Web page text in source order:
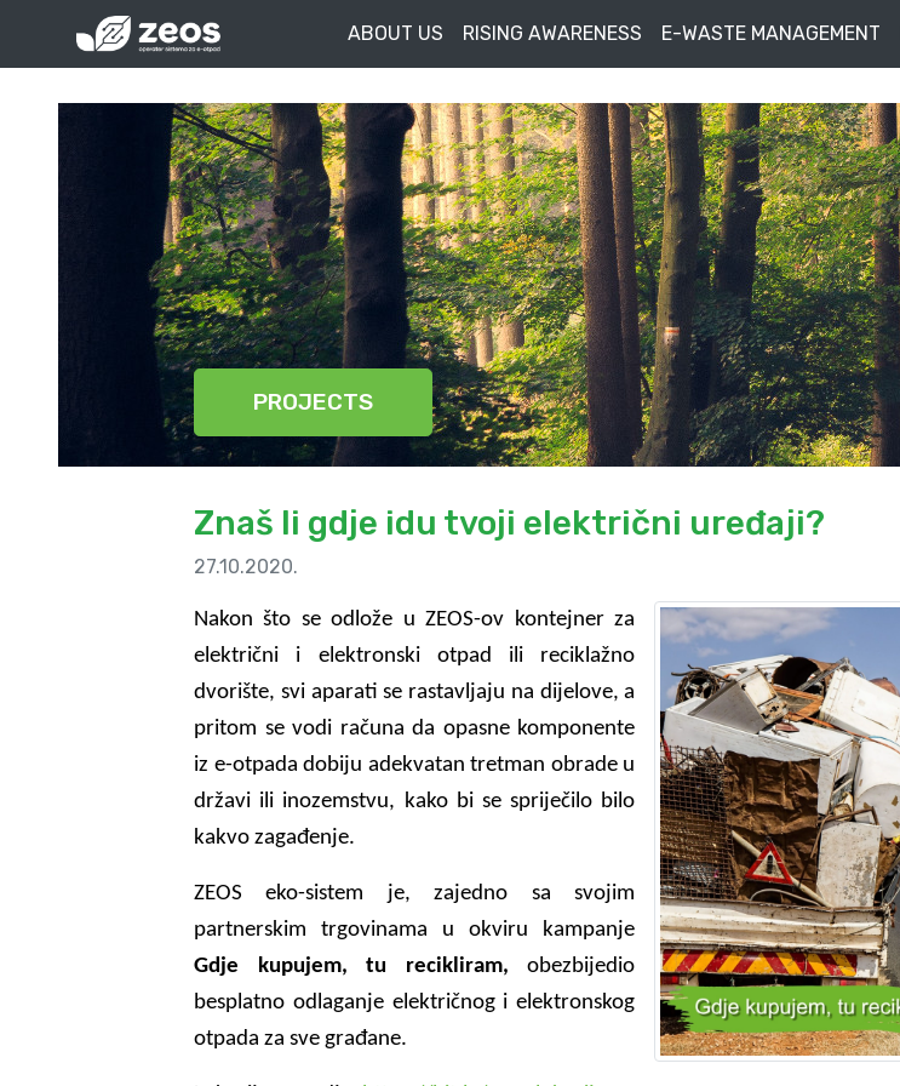
ABOUT US RISING AWARENESS E-WASTE MANAGEMENT
PROJECTS
Znaš li gdje idu tvoji električni uređaji?
27.10.2020.
Nakon što se odlože u ZEOS-ov kontejner za
električni i elektronski otpad ili reciklažno
dvorište, svi aparati se rastavljaju na dijelove, a
pritom se vodi računa da opasne komponente
iz e-otpada dobiju adekvatan tretman obrade u
državi ili inozemstvu, kako bi se spriječilo bilo
kakvo zagađenje.
ZEOS eko-sistem je, zajedno sa svojim
partnerskim trgovinama u okviru kampanje
Gdje kupujem, tu recikliram, obezbijedio
besplatno odlaganje električnog i elektronskog
otpada za sve građane.